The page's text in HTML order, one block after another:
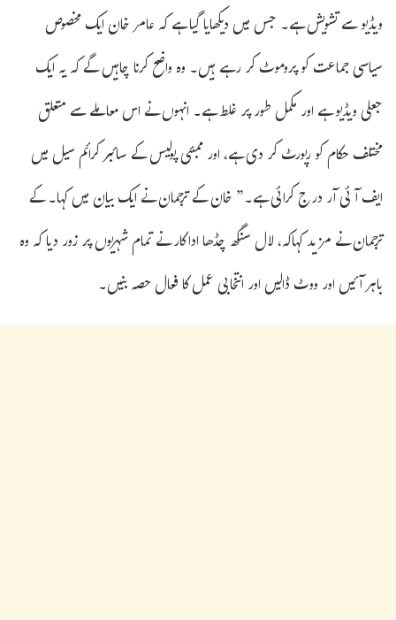
ویڈیو سے تشویش ہے۔ جس میں دیکھایا گیا ہے کہ عامر خان ایک مخصوص
سیاسی جماعت کو پروموٹ کر رہے ہیں۔ وہ واضح کرنا چاہیں گے کہ یہ ایک
جعلی ویڈیو ہے اور مکمل طور پر غلط ہے۔ انہوں نے اس معاملے سے متعلق
مختلف حکام کو رپورٹ کر دی ہے، اور ممبئی پولیس کے سائبر کرائم سیل میں
ایف آئی آر درج کرائی ہے۔” خان کے ترجمان نے ایک بیان میں کہا۔ کے
ترجمان نے مزید کہاکہ، لال سنگھ چڈھا اداکار نے تمام شہریوں پر زور دیا کہ وہ
باہر آئیں اور ووٹ ڈالیں اور انتخابی عمل کا فعال حصہ بنیں۔